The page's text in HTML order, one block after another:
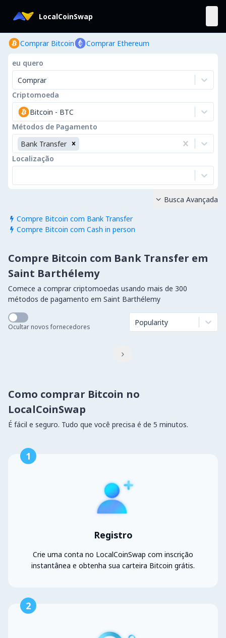
LocalCoinSwap
Comprar Bitcoin Comprar Ethereum
eu quero
Comprar
Criptomoeda
Bitcoin - BTC
Métodos de Pagamento
Bank Transfer
Localização
 Compre Bitcoin com Bank Transfer
 Compre Bitcoin com Cash in person
 Busca Avançada
Compre Bitcoin com Bank Transfer em
Saint Barthélemy
Comece a comprar criptomoedas usando mais de 300
métodos de pagamento em Saint Barthélemy
Ocultar novos fornecedores Popularity

Como comprar Bitcoin no
LocalCoinSwap
É fácil e seguro. Tudo que você precisa é de 5 minutos.
1
Registro
Crie uma conta no LocalCoinSwap com inscrição
instantânea e obtenha sua carteira Bitcoin grátis.
2